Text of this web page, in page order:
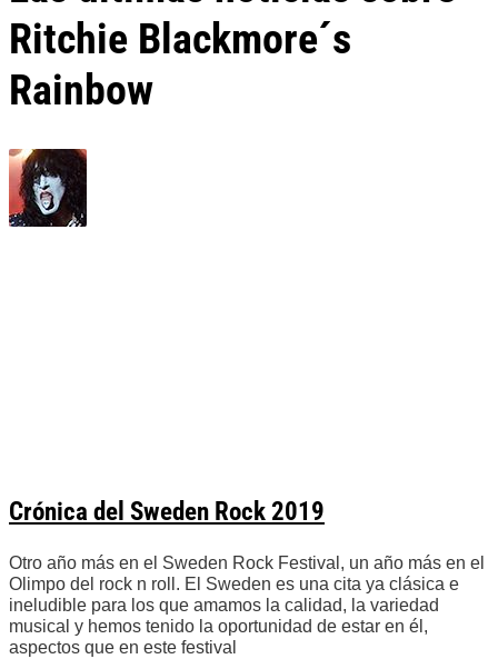
Ritchie Blackmore´s
Rainbow
Crónica del Sweden Rock 2019
Otro año más en el Sweden Rock Festival, un año más en el
Olimpo del rock n roll. El Sweden es una cita ya clásica e
ineludible para los que amamos la calidad, la variedad
musical y hemos tenido la oportunidad de estar en él,
aspectos que en este festival